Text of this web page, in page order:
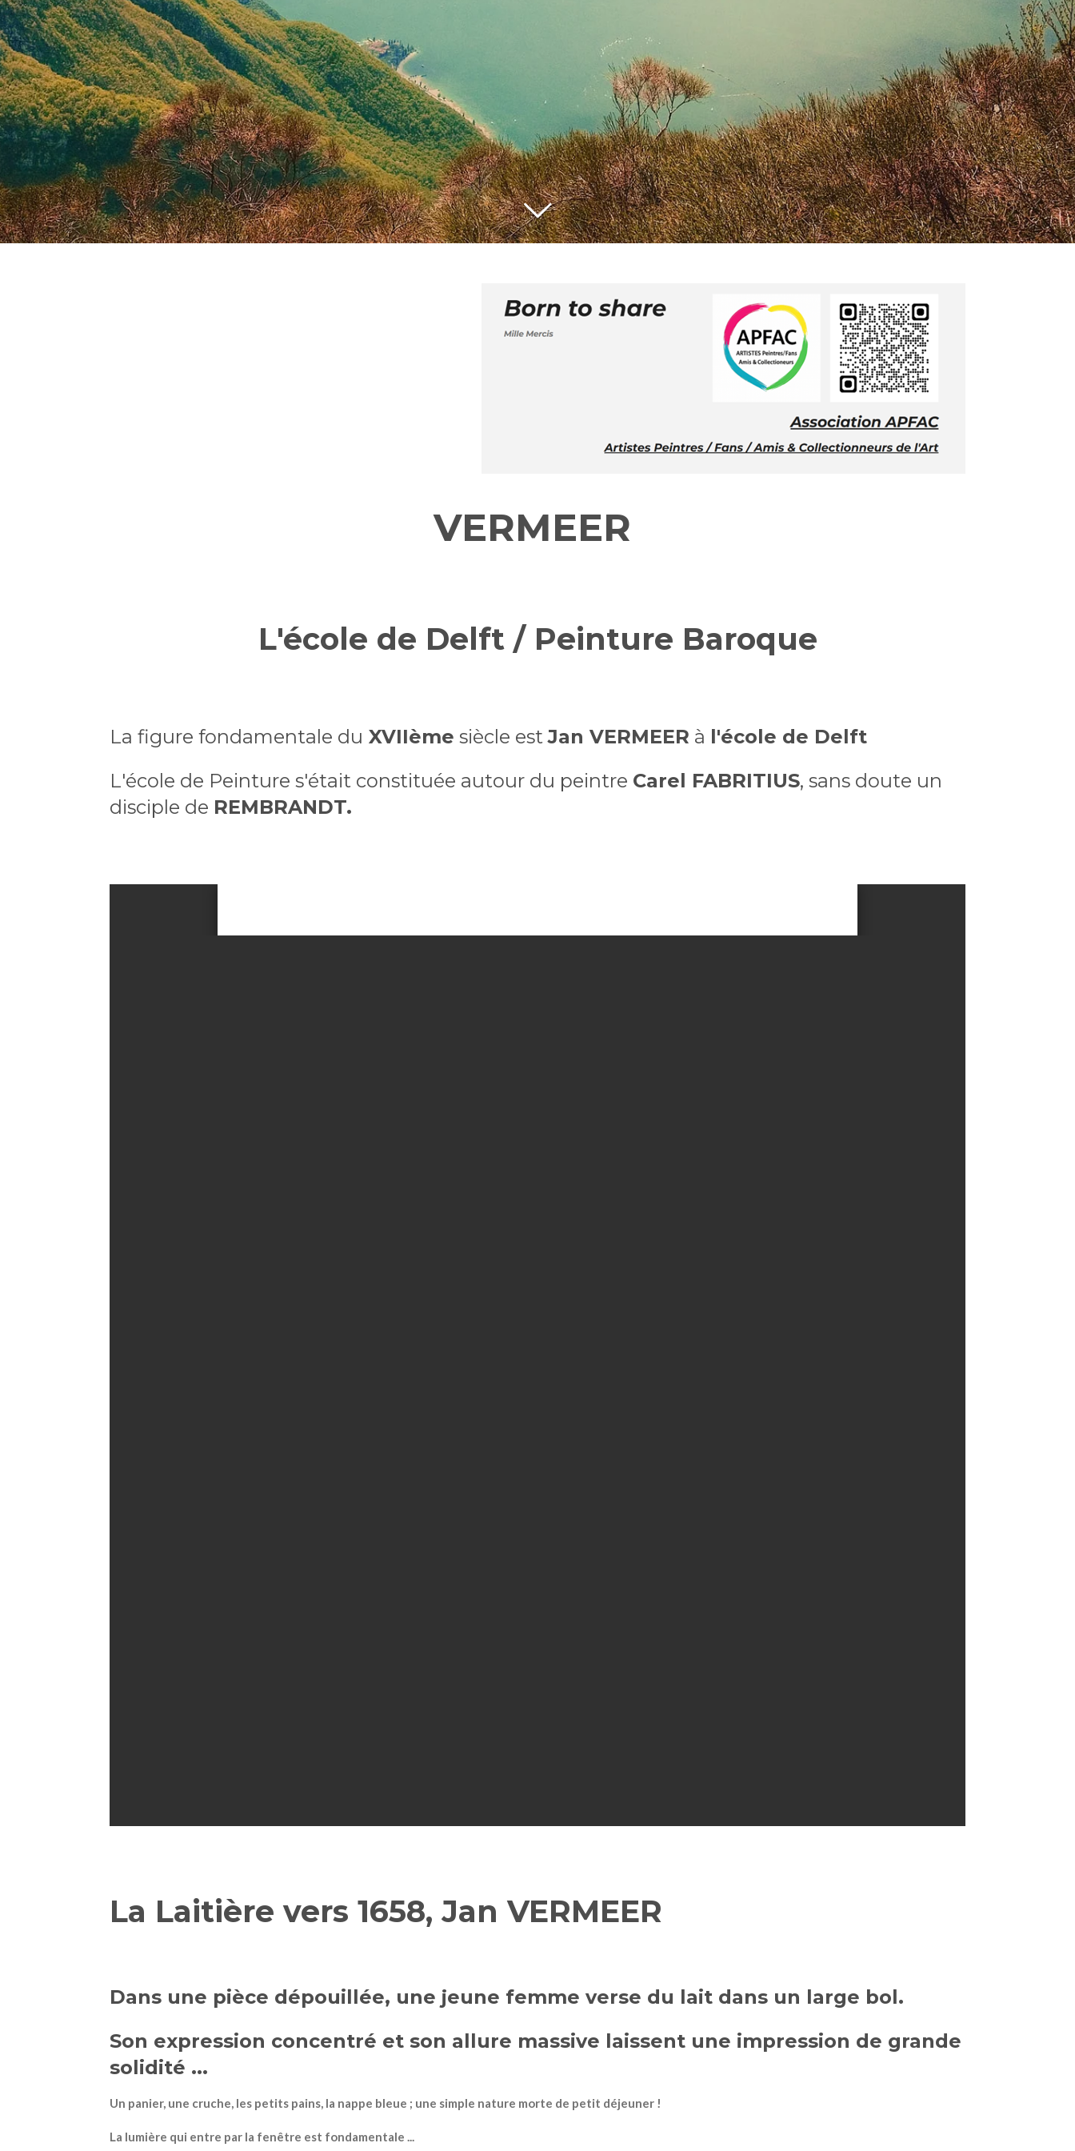
VERMEER
L'école de Delft / Peinture Baroque
La figure fondamentale du XVIIème siècle estJan VERMEER à l'école de Delft
L'école de Peinture s'était constituée autour du peintre Carel FABRITIUS, sans doute un
disciple de REMBRANDT.
La Laitière vers 1658, Jan VERMEER
Dans une pièce dépouillée, une jeune femme verse du lait dans un large bol.
Son expression concentré et son allure massive laissent une impression de grande
solidité ...
Un panier, une cruche, les petits pains, la nappe bleue ; une simple nature morte de petit déjeuner !
La lumière qui entre par la fenêtre est fondamentale ...